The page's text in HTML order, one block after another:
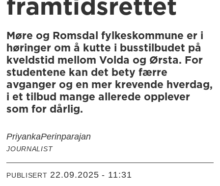
framtidsrettet
Møre og Romsdal fylkeskommune er i
høringer om å kutte i busstilbudet på
kveldstid mellom Volda og Ørsta. For
studentene kan det bety færre
avganger og en mer krevende hverdag,
i et tilbud mange allerede opplever
som for dårlig.
PriyankaPerinparajan
JOURNALIST
PUBLISERT 22.09.2025 - 11:31